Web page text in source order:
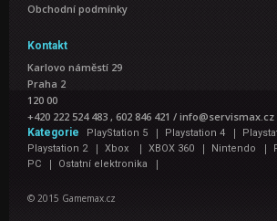
Obchodní podmínky
Kontakt
Karlovo náměstí 29
Praha 2
120 00
+420 222 524 483 , 602 846 421 / info@servismax.cz
Kategorie PlayStation 5 | Playstation 4 |
Playstation 2 | Xbox | XBOX 360 | Nintendo |
PC | Ostatní elektronika |
© 2015 Gamemax.cz